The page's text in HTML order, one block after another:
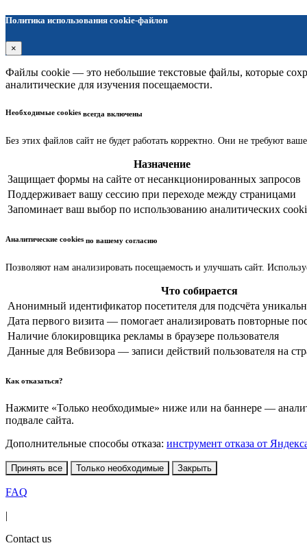
Политика использования cookie-файлов
×
Файлы cookie — это небольшие текстовые файлы, которые
аналитические для изучения посещаемости.
Необходимые cookies всегда включены
Без этих файлов сайт не будет работать корректно. Они не требуют
Назначение
Защищает формы на сайте от несанкционированных запросов
Поддерживает вашу сессию при переходе между страницами
Запоминает ваш выбор по использованию аналитических
Аналитические cookies по вашему согласию
Позволяют нам анализировать посещаемость и улучшать сайт.
Что собирается
Анонимный идентификатор посетителя для подсчёта
Дата первого визита — помогает анализировать повторные
Наличие блокировщика рекламы в браузере пользователя
Данные для Вебвизора — записи действий пользователя на
Как отказаться?
Нажмите «Только необходимые» ниже или на баннере —
подвале сайта.
Дополнительные способы отказа: инструмент отказа от
Принять все Только необходимые Закрыть
FAQ
|
Contact us